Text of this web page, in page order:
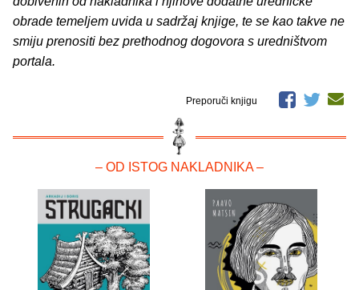
obrade temeljem uvida u sadržaj knjige, te se kao takve ne
smiju prenositi bez prethodnog dogovora s uredništvom
portala.
Preporuči knjigu
– OD ISTOG NAKLADNIKA –